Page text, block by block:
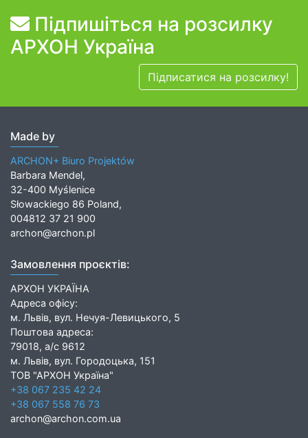
Підпишіться на розсилку
АРХОН Україна
Підписатися на розсилку!
Made by
ARCHON+ Biuro Projektów
Barbara Mendel,
32-400 Myślenice
Słowackiego 86 Poland,
004812 37 21 900
archon@archon.pl
Замовлення проєктів:
АРХОН УКРАЇНА
Адреса офісу:
м. Львів, вул. Нечуя-Левицького, 5
Поштова адреса:
79018, а/с 9612
м. Львів, вул. Городоцька, 151
ТОВ "АРХОН Україна"
+38 067 235 42 24
+38 067 558 76 73
archon@archon.com.ua